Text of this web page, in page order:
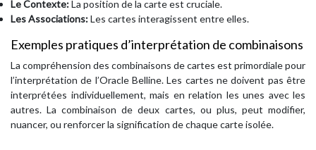
Le Contexte:La position de la carte est cruciale.
Les Associations:Les cartes interagissent entre elles.
Exemples pratiques d’interprétation de combinaisons
La compréhension des combinaisons de cartes est primordiale pour
l’interprétation de l’Oracle Belline. Les cartes ne doivent pas être
interprétées individuellement, mais en relation les unes avec les
autres. La combinaison de deux cartes, ou plus, peut modifier,
nuancer, ou renforcer la signification de chaque carte isolée.